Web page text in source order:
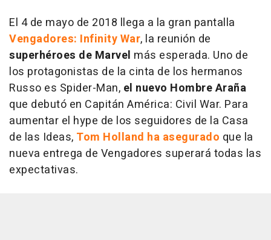
El 4 de mayo de 2018 llega a la gran pantalla
Vengadores: Infinity War, la reunión de
superhéroes de Marvel más esperada. Uno de
los protagonistas de la cinta de los hermanos
Russo es Spider-Man, el nuevo Hombre Araña
que debutó en Capitán América: Civil War. Para
aumentar el hype de los seguidores de la Casa
de las Ideas, Tom Holland ha asegurado que la
nueva entrega de Vengadores superará todas las
expectativas.